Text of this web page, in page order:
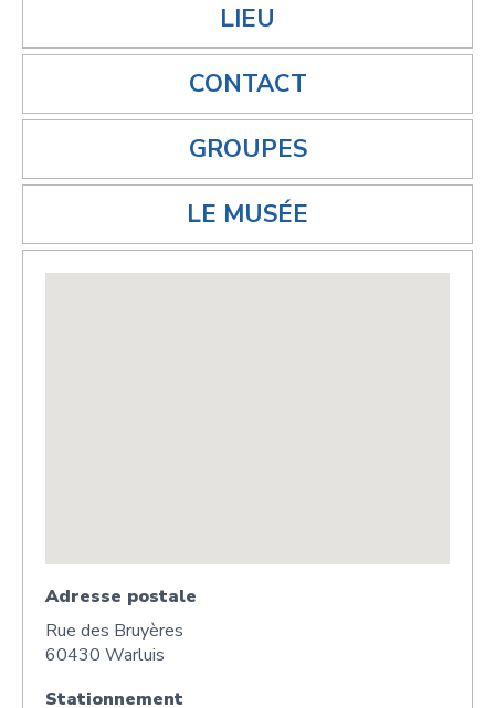
LIEU
CONTACT
GROUPES
LE MUSÉE
Adresse postale
Rue des Bruyères
60430 Warluis
Stationnement